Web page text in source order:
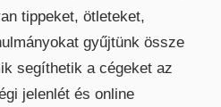
tippeket, ötleteket,
gyűjtünk össze
segíthetik a cégeket az
jelenlét és online